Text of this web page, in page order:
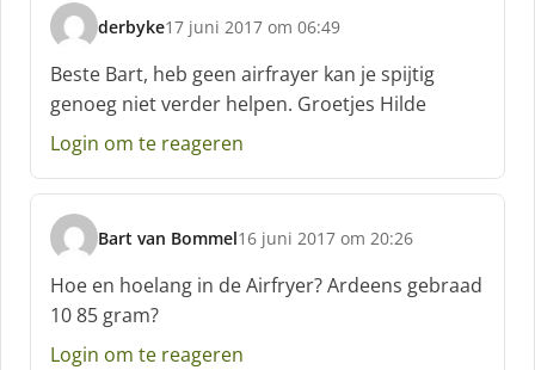
derbyke
s
c
h
r
e
f
17 juni 2017 om 06:49
Beste Bart, heb geen airfrayer kan je spijtig
genoeg niet verder helpen. Groetjes Hilde
Login om te reageren
Bart van Bommel
s
c
h
r
e
16 juni 2017 om 20:26
Hoe en hoelang in de Airfryer? Ardeens gebraad
10 85 gram?
Login om te reageren